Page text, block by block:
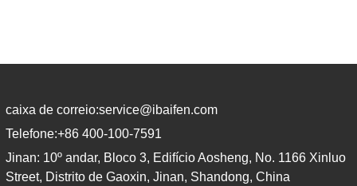
caixa de correio:service@ibaifen.com
Telefone:+86 400-100-7591
Jinan: 10º andar, Bloco 3, Edifício Aosheng, No. 1166 Xinluo
Street, Distrito de Gaoxin, Jinan, Shandong, China